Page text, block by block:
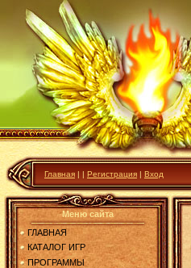
Главная | | Регистрация | Вход
Меню сайта
ГЛАВНАЯ
КАТАЛОГ ИГР
ПРОГРАММЫ